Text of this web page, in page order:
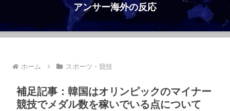
アンサー海外の反応
ホーム スポーツ・競技
補足記事：韓国はオリンピックのマイナー
競技でメダル数を稼いでいる点について